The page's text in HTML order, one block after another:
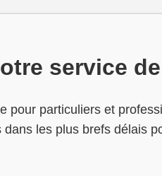
service
pour particuliers et
les plus brefs délais